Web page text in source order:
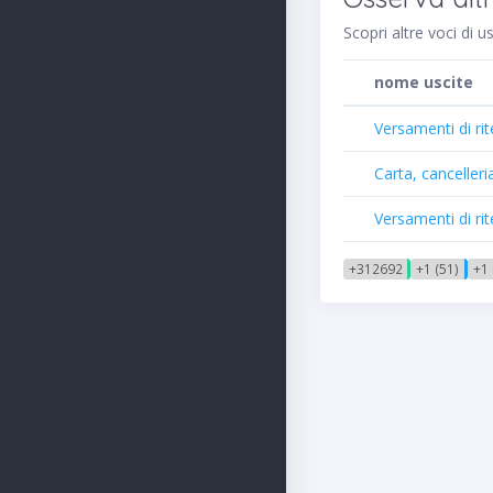
Scopri altre voci di
nome uscite
Versamenti di
Carta,
Versamenti di
+312692 +1 (51) +1